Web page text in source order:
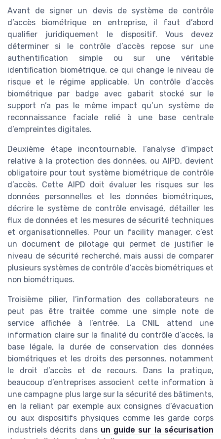
Avant de signer un devis de système de contrôle
d’accès biométrique en entreprise, il faut d’abord
qualifier juridiquement le dispositif. Vous devez
déterminer si le contrôle d’accès repose sur une
authentification simple ou sur une véritable
identification biométrique, ce qui change le niveau de
risque et le régime applicable. Un contrôle d’accès
biométrique par badge avec gabarit stocké sur le
support n’a pas le même impact qu’un système de
reconnaissance faciale relié à une base centrale
d’empreintes digitales.
Deuxième étape incontournable, l’analyse d’impact
relative à la protection des données, ou AIPD, devient
obligatoire pour tout système biométrique de contrôle
d’accès. Cette AIPD doit évaluer les risques sur les
données personnelles et les données biométriques,
décrire le système de contrôle envisagé, détailler les
flux de données et les mesures de sécurité techniques
et organisationnelles. Pour un facility manager, c’est
un document de pilotage qui permet de justifier le
niveau de sécurité recherché, mais aussi de comparer
plusieurs systèmes de contrôle d’accès biométriques et
non biométriques.
Troisième pilier, l’information des collaborateurs ne
peut pas être traitée comme une simple note de
service affichée à l’entrée. La CNIL attend une
information claire sur la finalité du contrôle d’accès, la
base légale, la durée de conservation des données
biométriques et les droits des personnes, notamment
le droit d’accès et de recours. Dans la pratique,
beaucoup d’entreprises associent cette information à
une campagne plus large sur la sécurité des bâtiments,
en la reliant par exemple aux consignes d’évacuation
ou aux dispositifs physiques comme les garde corps
industriels décrits dans un guide sur la sécurisation